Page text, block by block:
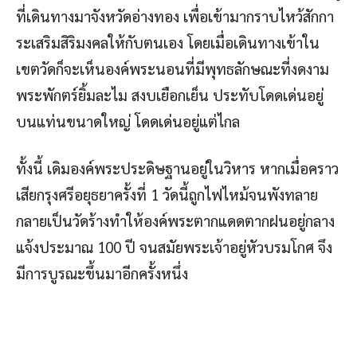
ที่เดินทางมาจังหวัดอ่างทอง เพื่อเข้ามากราบไหว้สักกา
ระเสริมสิริมงคลให้กับตนเอง โดยเมื่อเดินทางเข้าใน
เขตวัดก็จะเห็นองค์พระนอนที่มีพุทธลักษณะที่งดงาม
พระพักตร์ยิ้มละไม สงบเยือกเย็น ประทับโดดเด่นอยู่
บนแท่นขนาดใหญ่ โดดเด่นอยู่แต่ไกล
ทั้งนี้ เดิมองค์พระประดิษฐานอยู่ในวิหาร หากเมื่อคราว
เสียกรุงศรีอยุธยาครั้งที่ 1 วัดนี้ถูกไฟไหม้จนพังทลาย
กลายเป็นวัดร้างทำให้องค์พระตากแดดตากฝนอยู่กลาง
แจ้งประมาณ 100 ปี จนสมัยพระเจ้าอยู่หัวบรมโกศ จึง
มีการบูรณะขึ้นมาอีกครั้งหนึ่ง